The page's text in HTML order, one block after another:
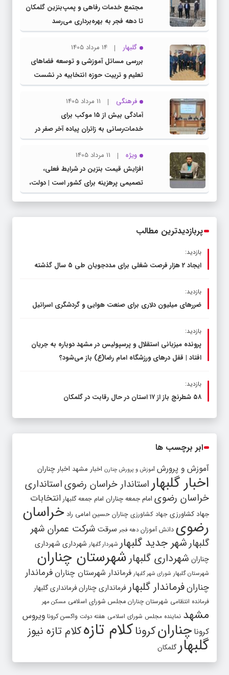
مجتمع خدمات رفاهی و پمپ‌بنزین گلمکان
تا دهه فجر به بهره‌برداری می‌رسد
گلبهار
14 مرداد 1405
بررسی مسائل آموزشی و توسعه فضاهای
تعلیم و تربیت حوزه انتخابیه در نشست
مشترک عضو کمیسیون آموزش مجلس با
مدیرکل آموزش و پرورش خراسان رضوی
فرهنگی
11 مرداد 1405
آمادگی بیش از ۱۵ موکب برای
خدمات‌رسانی به زائران پیاده آخر صفر در
شهرستان چناران
ویژه
11 مرداد 1405
افزایش قیمت بنزین در شرایط فعلی،
تصمیمی پرهزینه برای کشور است | دولت،
قاچاق سوخت و عوامل اصلی ناترازی را
پربازدیدترین مطالب
بازدید:
ایجاد 2 هزار فرصت شغلی برای مددجویان طی ۵ سال گذشته
بازدید:
ضررهای میلیون دلاری برای صنعت هوایی و گردشگری اسرائیل
بازدید:
پرونده میزبانی استقلال و پرسپولیس در مشهد دوباره به جریان
افتاد | قفل در‌های ورزشگاه امام رضا(ع) باز می‌شود؟
بازدید:
۵۸ شطرنج‌ باز از ۱۷ استان در حال رقابت در گلمکان
ابر برچسب ها
آموزش و پرورش آموزش و پرورش چنارن اخبار مشهد اخبار چناران
اخبار گلبهار استاندار خراسان رضویاستانداری
خراسان رضوی امام جمعه چناران امام جمعه گلبهار انتخابات
جهاد کشاورزی جهاد کشاورزی چناران حسین امامی راد خراسان
رضوی دانش آموزان دهه فجر سرقت شرکت عمران شهر
گلبهارشهر جدید گلبهار شهردار گلبهار شهرداری شهرداری
چناران شهرداری گلبهارشهرستان چناران
شهرستان گلبهار شورای شهر گلبهار فرماندار شهرستان چناران فرماندار
چنارانفرماندار گلبهار فرمانداری چنارانفرمانداری گلبهار
فرمانده انتظامی شهرستان چناران مجلس شورای اسلامی مسکن مهر
مشهد نماینده مجلس شورای اسلامی هفته دولت واکسن کرونا ویروس
کرونا چنارانکروناکلام تازهکلام تازه نیوز
گلبهارگلمکان